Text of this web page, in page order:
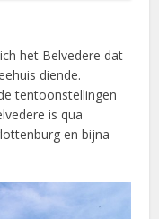
het Belvedere dat
diende.
tentoonstellingen
is qua
en bijna